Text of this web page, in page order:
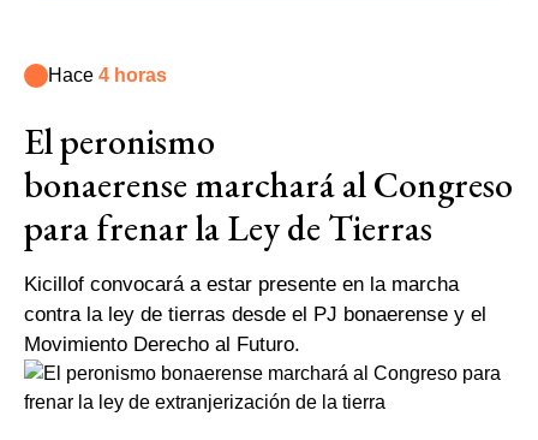
Hace 4 horas
El peronismo
bonaerense marchará al Congreso
para frenar la Ley de Tierras
Kicillof convocará a estar presente en la marcha
contra la ley de tierras desde el PJ bonaerense y el
Movimiento Derecho al Futuro.